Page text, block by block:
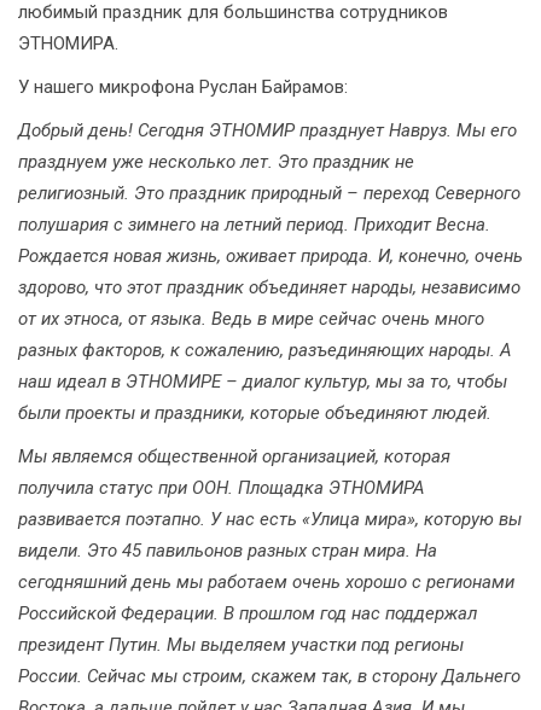
любимый праздник для большинства сотрудников
ЭТНОМИРА.
У нашего микрофона Руслан Байрамов:
Добрый день! Сегодня ЭТНОМИР празднует Навруз. Мы его
празднуем уже несколько лет. Это праздник не
религиозный. Это праздник природный – переход Северного
полушария с зимнего на летний период. Приходит Весна.
Рождается новая жизнь, оживает природа. И, конечно, очень
здорово, что этот праздник объединяет народы, независимо
от их этноса, от языка. Ведь в мире сейчас очень много
разных факторов, к сожалению, разъединяющих народы. А
наш идеал в ЭТНОМИРЕ – диалог культур, мы за то, чтобы
были проекты и праздники, которые объединяют людей.
Мы являемся общественной организацией, которая
получила статус при ООН. Площадка ЭТНОМИРА
развивается поэтапно. У нас есть «Улица мира», которую вы
видели. Это 45 павильонов разных стран мира. На
сегодняшний день мы работаем очень хорошо с регионами
Российской Федерации. В прошлом год нас поддержал
президент Путин. Мы выделяем участки под регионы
России. Сейчас мы строим, скажем так, в сторону Дальнего